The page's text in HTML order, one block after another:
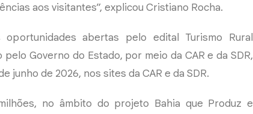
aos visitantes”, explicou Cristiano Rocha.
abertas pelo edital Turismo Rural
Governo do Estado, por meio da CAR e da SDR,
junho de 2026, nos sites da CAR e da SDR.
no âmbito do projeto Bahia que Produz e